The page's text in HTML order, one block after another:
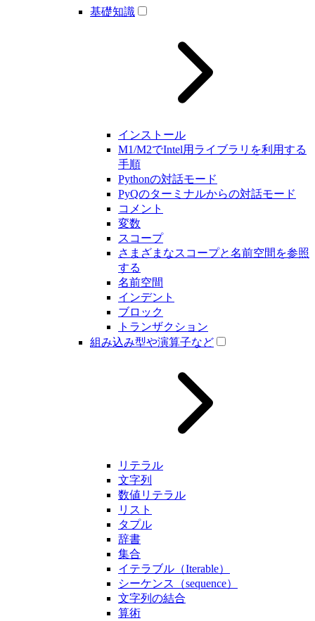
基礎知識
インストール
M1/M2でIntel用ライブラリを利用する
手順
Pythonの対話モード
PyQのターミナルからの対話モード
コメント
変数
スコープ
さまざまなスコープと名前空間を参照
する
名前空間
インデント
ブロック
トランザクション
組み込み型や演算子など
リテラル
文字列
数値リテラル
リスト
タプル
辞書
集合
イテラブル（Iterable）
シーケンス（sequence）
文字列の結合
算術